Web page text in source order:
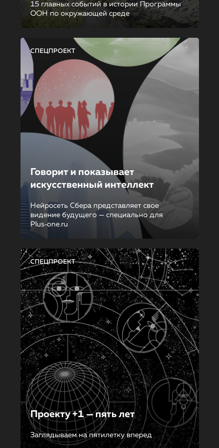
15 главных событий в истории Программы
ООН по окружающей среде
СПЕЦПРОЕКТ
Говорит и показывает
искусственный интеллект
Нейросеть Сбера представляет свое
видение будущего — специально для
Plus‑one.ru
СПЕЦПРОЕКТ
Проекту +1 — пять лет
Заглядываем на пятилетку вперед